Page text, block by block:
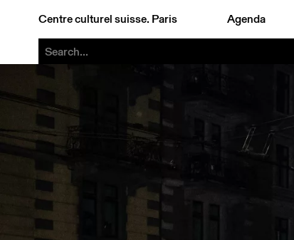
Centre culturel suisse. Paris Agenda